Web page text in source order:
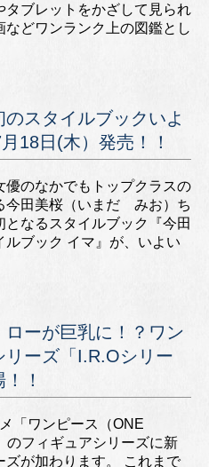
タブレットをかざして見られ
などワンランク上の図鑑とし
スタイルブックいよ
18日(木）発売！！
優のなかでもトップクラスの
今田美桜（いまだ みお）ち
となるスタイルブック『今田
ルブック イマ』が、いよい
ローが巨乳に！？ワン
リーズ「I.R.Oシリー
！
「ワンピース（ONE
のフィギュアシリーズに新
ズが加わります。 これまで